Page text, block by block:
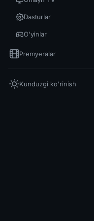
Dasturlar
O'yinlar
Premyeralar
Kunduzgi ko'rinish